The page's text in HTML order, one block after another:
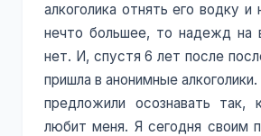
алкоголика отнять его водку и
нечто большее, то надежд на
нет. И, спустя 6 лет после
пришла в анонимные
предложили осознавать так,
любит меня. Я сегодня своим